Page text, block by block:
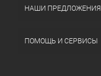
НАШИ ПРЕДЛОЖЕНИЯ
ПОМОЩЬ И СЕРВИСЫ